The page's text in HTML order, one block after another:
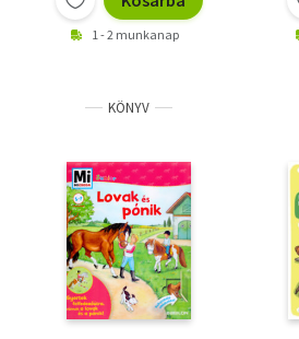
1 - 2 munkanap
KÖNYV